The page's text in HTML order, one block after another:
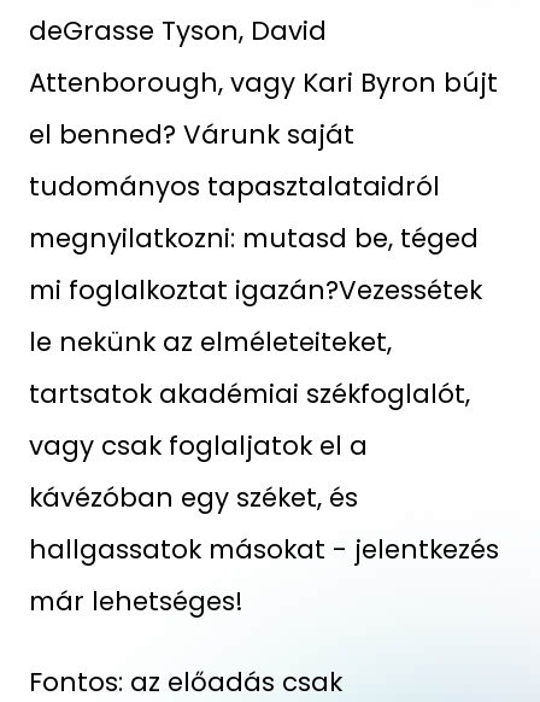
deGrasse Tyson, David
Attenborough, vagy Kari Byron bújt
el benned? Várunk saját
tudományos tapasztalataidról
megnyilatkozni: mutasd be, téged
mi foglalkoztat igazán?Vezessétek
le nekünk az elméleteiteket,
tartsatok akadémiai székfoglalót,
vagy csak foglaljatok el a
kávézóban egy széket, és
hallgassatok másokat - jelentkezés
már lehetséges!
Fontos: az előadás csak